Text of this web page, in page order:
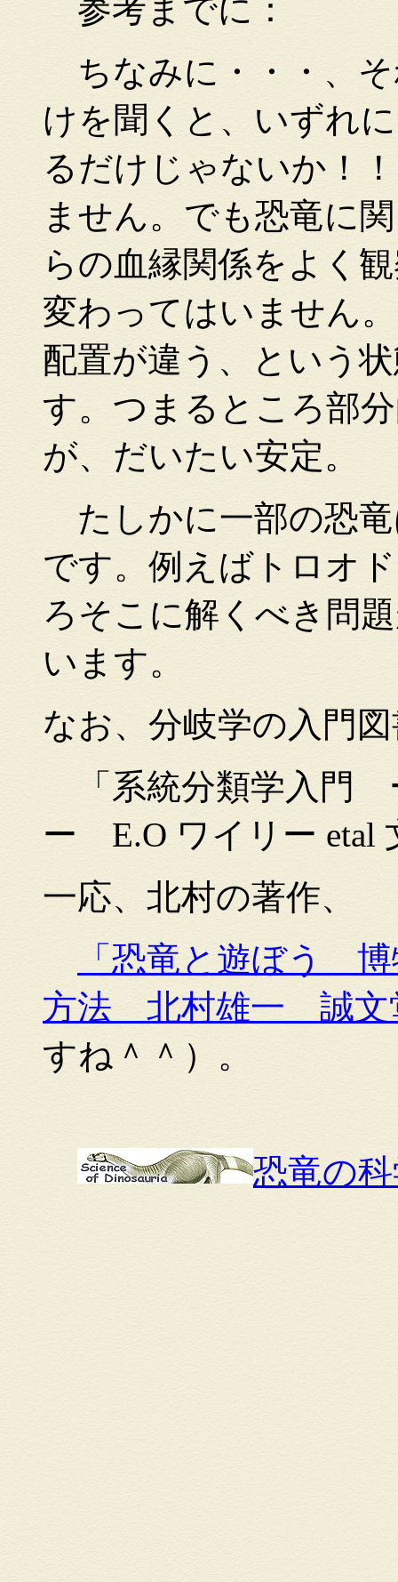
参考までに：
ちなみに・・・、
けを聞くと、いずれ
るだけじゃないか！
ません。でも恐竜に
らの血縁関係をよく
変わってはいません
配置が違う、という
す。つまるところ部
が、だいたい安定。
たしかに一部の恐
です。例えばトロオ
ろそこに解くべき問
います。
なお、分岐学の入門
「系統分類学入門
ー E.O ワイリー etal
一応、北村の著作、
「恐竜と遊ぼう
方法 北村雄一 誠文
すね＾＾）。
恐竜の